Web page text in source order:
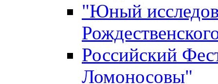
"Юный
Российский
Ломоносовы"